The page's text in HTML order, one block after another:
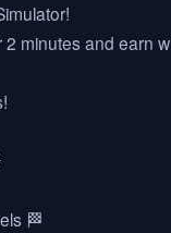
minutes and earn
🏁